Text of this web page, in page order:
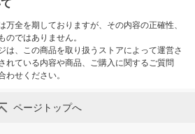
万全を期しておりますが、その内容の正確性、
のではありません。
は、この商品を取り扱うストアによって運営さ
れている内容や商品、ご購入に関するご質問
わせください。
ページトップへ